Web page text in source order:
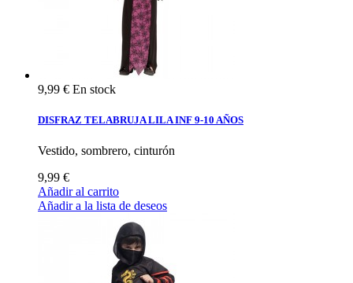
9,99 € En stock
DISFRAZ TELABRUJA LILA INF 9-10 AÑOS
Vestido, sombrero, cinturón
9,99 €
Añadir al carrito
Añadir a la lista de deseos